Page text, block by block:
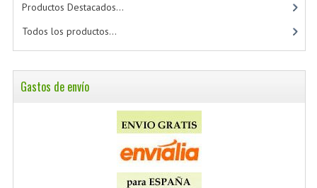
Productos Destacados...
Todos los productos...
Gastos de envío